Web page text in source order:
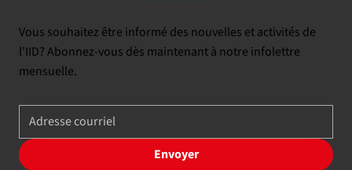
Vous souhaitez être informé des nouvelles et activités de
l'IID? Abonnez-vous dès maintenant à notre infolettre
mensuelle.
Envoyer